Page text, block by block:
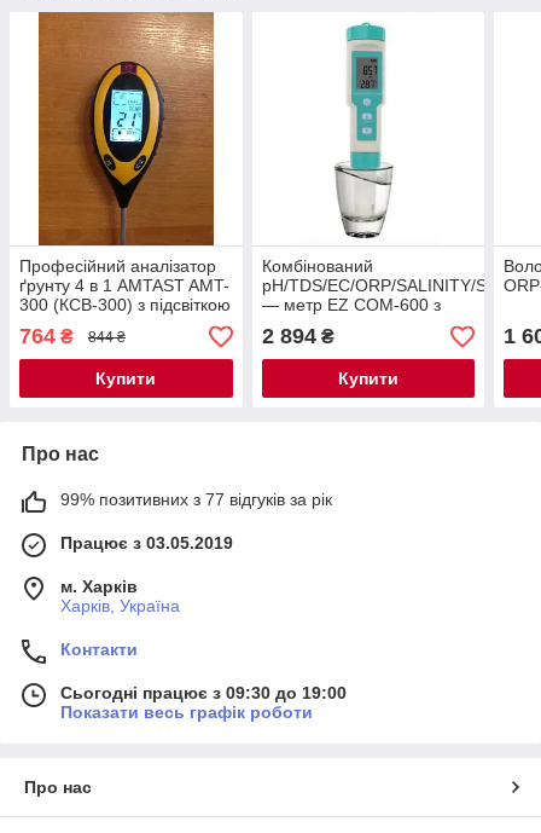
Професійний аналізатор
ґрунту 4 в 1 AMTAST AMT-
300 (КСВ-300) з підсвіткою
764 ₴ 844 ₴
Купити
Комбінований
pH/TDS/EC/ORP/SALINITY/S.G./
— метр EZ COM-600 з
електродом, АТС
2 894₴
Купити
1
Про нас
99% позитивних з 77 відгуків за рік
Працює з 03.05.2019
м. Харків
Харків, Україна
Контакти
Сьогодні працює з 09:30 до 19:00
Показати весь графік роботи
Про нас